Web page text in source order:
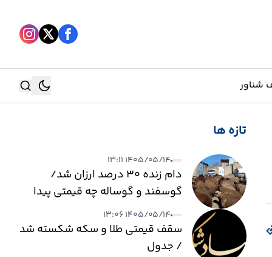
شناور
جستجو
تازه ها
۱۴۰۵/۰۵/۱۴ ۱۳:۱۱
دام زنده ۳۰ درصد ارزان شد/
گوسفند و گوساله چه قیمتی پیدا
کرد؟
۱۴۰۵/۰۵/۱۴ ۱۳:۰۶
سقف قیمتی طلا و سکه شکسته شد
/ جدول